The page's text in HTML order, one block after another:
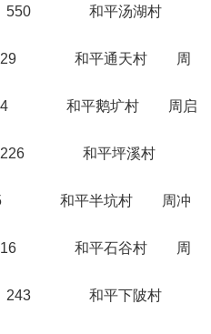
550 和平汤湖村
和平通天村 周
和平鹅圹村 周启
3226 和平坪溪村
和平半坑村 周冲
和平石谷村 周
243 和平下陂村